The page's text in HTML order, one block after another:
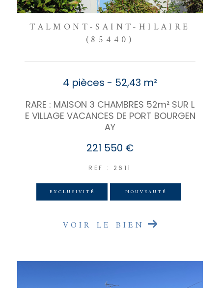
TALMONT-SAINT-HILAIRE
(85440)
4 pièces - 52,43 m²
RARE : MAISON 3 CHAMBRES 52m² SUR L
E VILLAGE VACANCES DE PORT BOURGEN
AY
221 550 €
REF : 2611
EXCLUSIVITÉ NOUVEAUTÉ
VOIR LE BIEN